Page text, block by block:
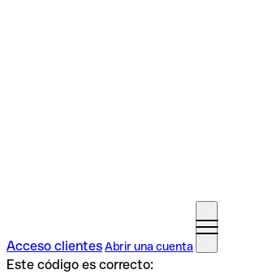
Acceso clientesAbrir una cuenta
Este código es correcto: